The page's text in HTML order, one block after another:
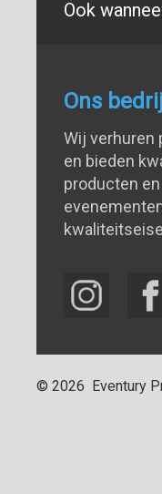
Ook
Ons
Wij verhuren
en bieden
producten
© 2026 Eventury